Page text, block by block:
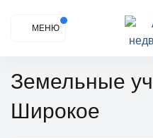
МЕНЮ
Земельные участки село
Широкое